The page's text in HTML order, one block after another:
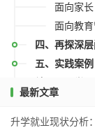
面向家长
面向教
四、再探深
五、实践案
最新文章
升学就业现状分析